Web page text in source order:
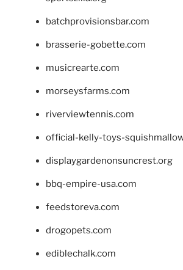
batchprovisionsbar.com
brasserie-gobette.com
musicrearte.com
morseysfarms.com
riverviewtennis.com
official-kelly-toys-
displaygardenonsuncrest.org
bbq-empire-usa.com
feedstoreva.com
drogopets.com
ediblechalk.com